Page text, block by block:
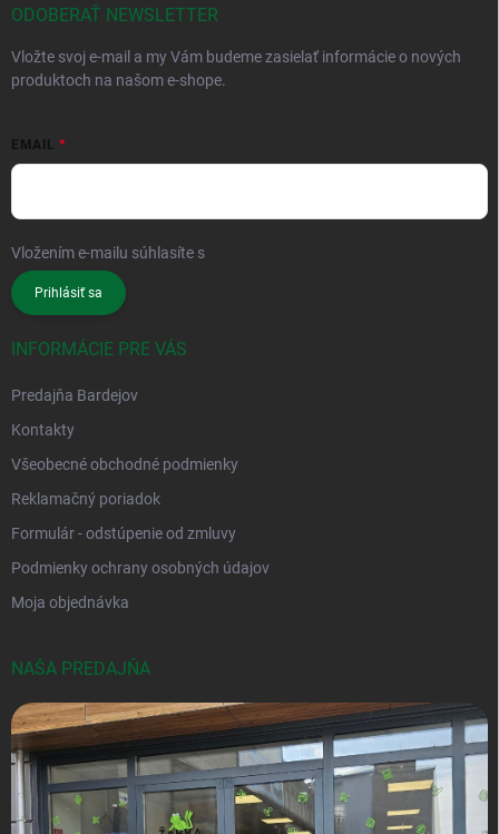
ODOBERAŤ NEWSLETTER
Vložte svoj e-mail a my Vám budeme zasielať informácie o nových
produktoch na našom e-shope.
EMAIL
Vložením e-mailu súhlasíte s
Prihlásiť sa
INFORMÁCIE PRE VÁS
Predajňa Bardejov
Kontakty
Všeobecné obchodné podmienky
Reklamačný poriadok
Formulár - odstúpenie od zmluvy
Podmienky ochrany osobných údajov
Moja objednávka
NAŠA PREDAJŇA